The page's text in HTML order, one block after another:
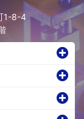
1-8-4